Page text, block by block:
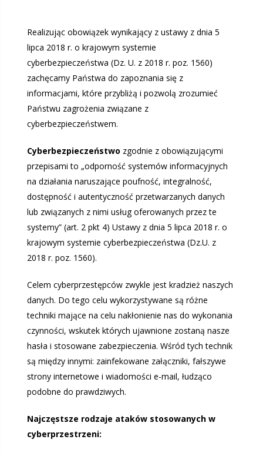
Realizując obowiązek wynikający z ustawy z dnia 5
lipca 2018 r. o krajowym systemie
cyberbezpieczeństwa (Dz. U. z 2018 r. poz. 1560)
zachęcamy Państwa do zapoznania się z
informacjami, które przybliżą i pozwolą zrozumieć
Państwu zagrożenia związane z
cyberbezpieczeństwem.
Cyberbezpieczeństwo zgodnie z obowiązującymi
przepisami to „odporność systemów informacyjnych
na działania naruszające poufność, integralność,
dostępność i autentyczność przetwarzanych danych
lub związanych z nimi usług oferowanych przez te
systemy” (art. 2 pkt 4) Ustawy z dnia 5 lipca 2018 r. o
krajowym systemie cyberbezpieczeństwa (Dz.U. z
2018 r. poz. 1560).
Celem cyberprzestępców zwykle jest kradzież naszych
danych. Do tego celu wykorzystywane są różne
techniki mające na celu nakłonienie nas do wykonania
czynności, wskutek których ujawnione zostaną nasze
hasła i stosowane zabezpieczenia. Wśród tych technik
są między innymi: zainfekowane załączniki, fałszywe
strony internetowe i wiadomości e-mail, łudząco
podobne do prawdziwych.
Najczęstsze rodzaje ataków stosowanych w
cyberprzestrzeni: